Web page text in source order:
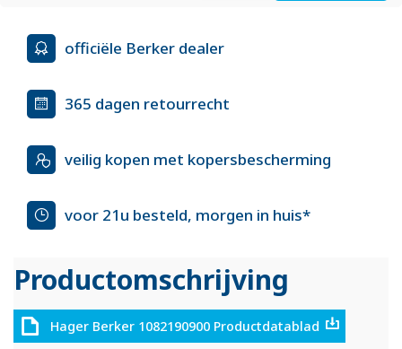
officiële Berker dealer
365 dagen retourrecht
veilig kopen met kopersbescherming
voor 21u besteld, morgen in huis*
Productomschrijving
Hager Berker 1082190900 Productdatablad